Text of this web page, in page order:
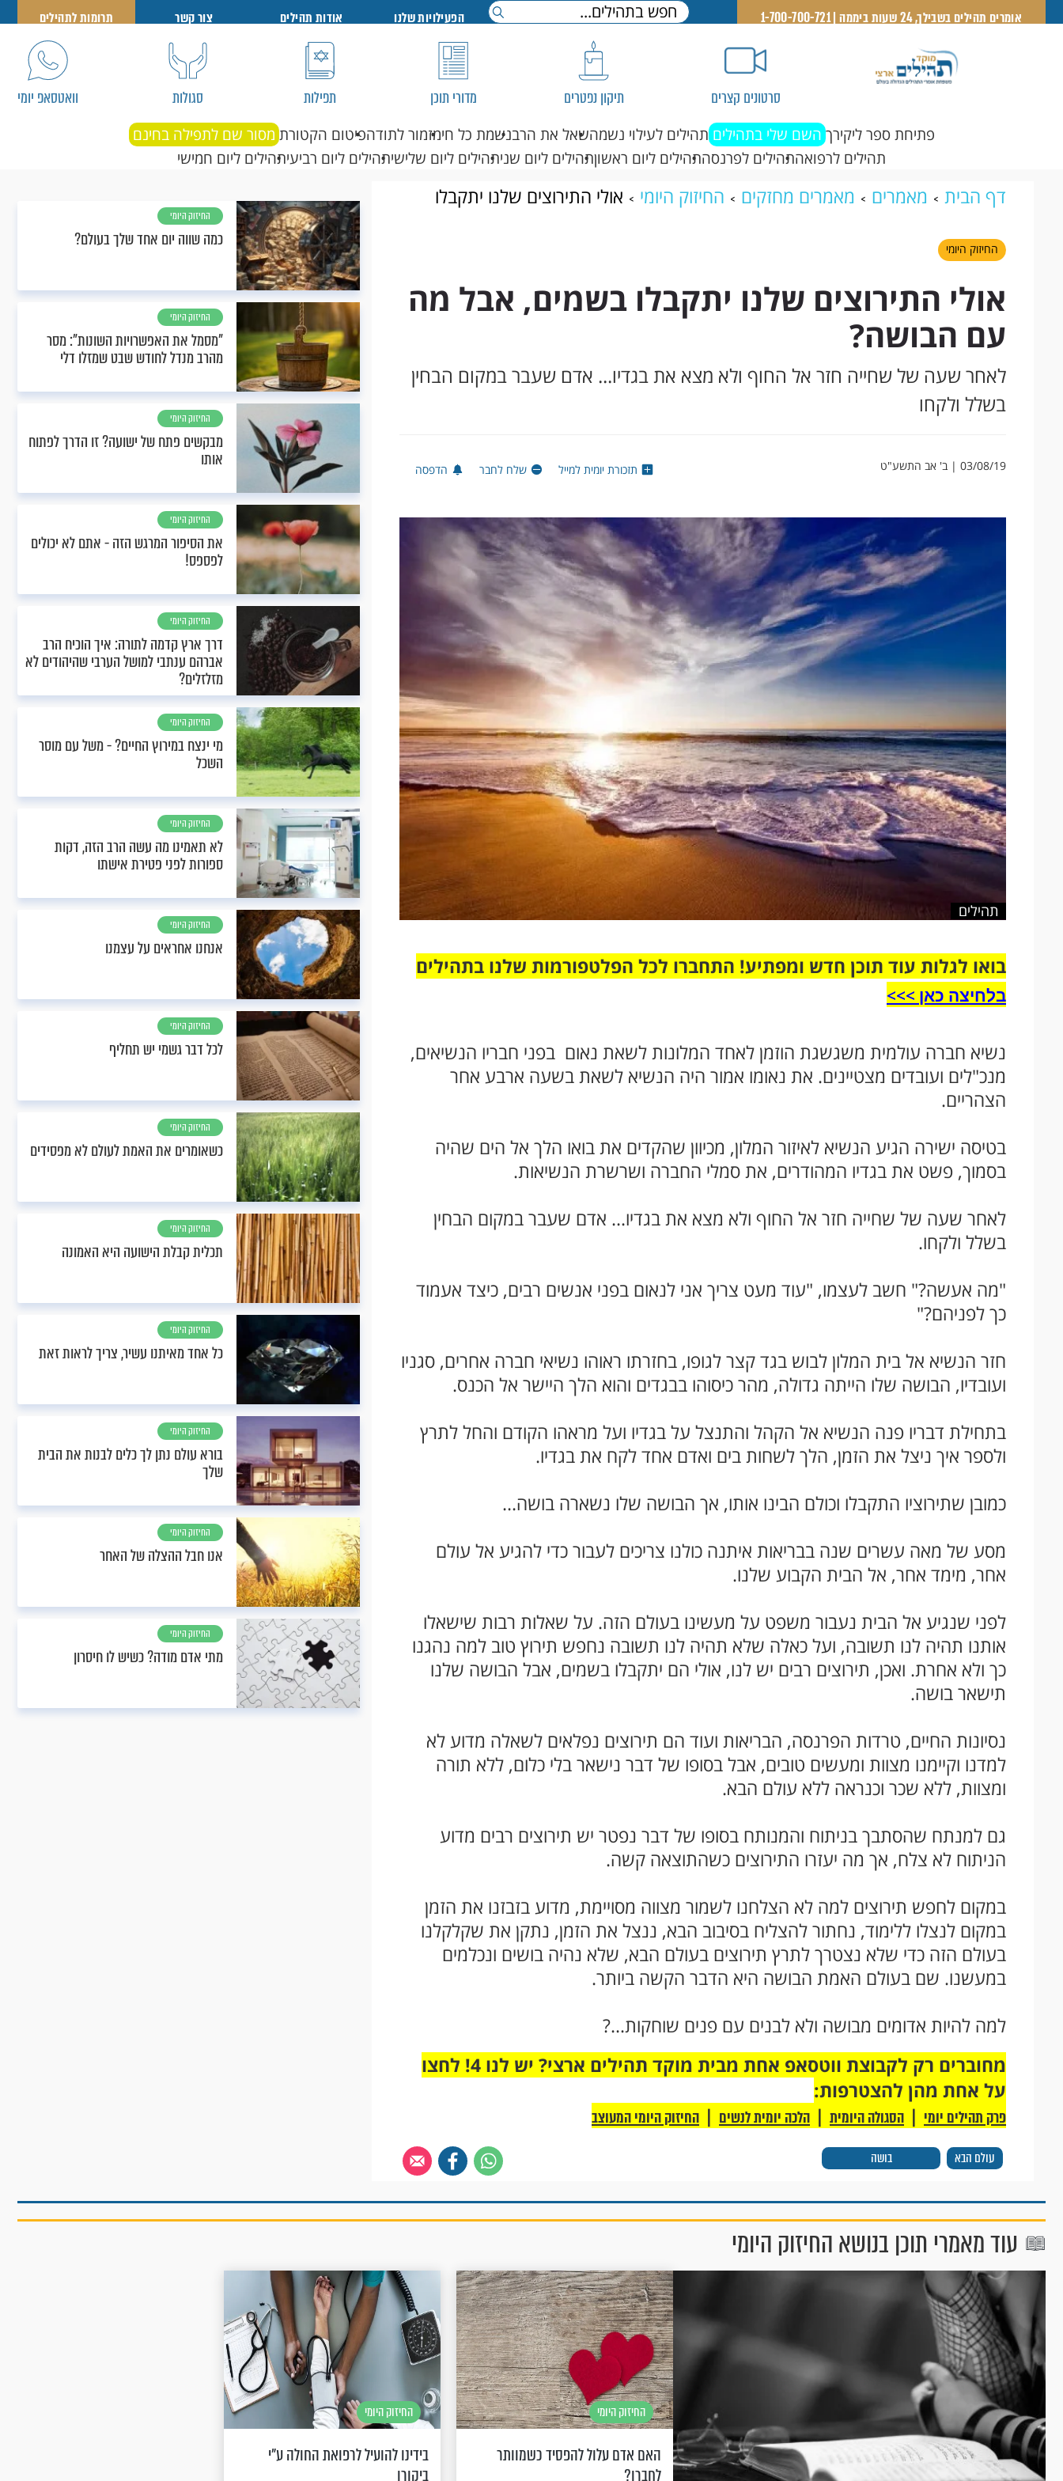
אומרים תהילים בשבילך, 24 שעות ביממה | 1-700-700-721 הפעילויות שלנו אודות תהילים צור קשר תרומות לתהילים
סרטונים קצרים תיקון נפטרים מדורי תוכן תפילות סגולות וואטסאפ יומי
פתיחת ספר ליקירך השם שלי בתהילים תהילים לעילוי נשמהשאל את הרבנשמת כל חימזמור לתודהפיטום הקטורת מסור שם לתפילה בחינם
תהילים לרפואהתהילים לפרנסהתהילים ליום ראשוןתהילים ליום שניתהילים ליום שלישיתהילים ליום רביעיתהילים ליום חמישי
דף הבית מאמרים מאמרים מחזקים החיזוק היומי
אולי התירוצים שלנו יתקבלו
בשמים, אבל מה עם הבושה?
החיזוק היומי
אולי התירוצים שלנו יתקבלו בשמים, אבל מה
עם הבושה?
לאחר שעה של שחייה חזר אל החוף ולא מצא את בגדיו... אדם שעבר במקום הבחין
בשלל ולקחו
03/08/19 | ב' אב התשע"ט תזכורת יומית למייל שלח לחבר הדפסה
תהילים
בואו לגלות עוד תוכן חדש ומפתיע! התחברו לכל הפלטפורמות שלנו בתהילים
בלחיצה כאן >>>​
נשיא חברה עולמית משגשגת הוזמן לאחד המלונות לשאת נאום בפני חבריו הנשיאים,
מנכ"לים ועובדים מצטיינים. את נאומו אמור היה הנשיא לשאת בשעה ארבע אחר
הצהריים.
בטיסה ישירה הגיע הנשיא לאיזור המלון, מכיוון שהקדים את בואו הלך אל הים שהיה
בסמוך, פשט את בגדיו המהודרים, את סמלי החברה ושרשרת הנשיאות.
לאחר שעה של שחייה חזר אל החוף ולא מצא את בגדיו... אדם שעבר במקום הבחין
בשלל ולקחו.
"מה אעשה?" חשב לעצמו, "עוד מעט צריך אני לנאום בפני אנשים רבים, כיצד אעמוד
כך לפניהם?"
חזר הנשיא אל בית המלון לבוש בגד קצר לגופו, בחזרתו ראוהו נשיאי חברה אחרים, סגניו
ועובדיו, הבושה שלו הייתה גדולה, מהר כיסוהו בבגדים והוא הלך היישר אל הכנס.
בתחילת דבריו פנה הנשיא אל הקהל והתנצל על בגדיו ועל מראהו הקודם והחל לתרץ
ולספר איך ניצל את הזמן, הלך לשחות בים ואדם אחד לקח את בגדיו.
כמובן שתירוציו התקבלו וכולם הבינו אותו, אך הבושה שלו נשארה בושה...
מסע של מאה עשרים שנה בבריאות איתנה כולנו צריכים לעבור כדי להגיע אל עולם
אחר, מימד אחר, אל הבית הקבוע שלנו.
לפני שנגיע אל הבית נעבור משפט על מעשינו בעולם הזה. על שאלות רבות שישאלו
אותנו תהיה לנו תשובה, ועל כאלה שלא תהיה לנו תשובה נחפש תירוץ טוב למה נהגנו
כך ולא אחרת. ואכן, תירוצים רבים יש לנו, אולי הם יתקבלו בשמים, אבל הבושה שלנו
תישאר בושה.
נסיונות החיים, טרדות הפרנסה, הבריאות ועוד הם תירוצים נפלאים לשאלה מדוע לא
למדנו וקיימנו מצוות ומעשים טובים, אבל בסופו של דבר נישאר בלי כלום, ללא תורה
ומצוות, ללא שכר וכנראה ללא עולם הבא.
גם למנתח שהסתבך בניתוח והמנותח בסופו של דבר נפטר יש תירוצים רבים מדוע
הניתוח לא צלח, אך מה יעזרו התירוצים כשהתוצאה קשה.
במקום לחפש תירוצים למה לא הצלחנו לשמור מצווה מסויימת, מדוע בזבזנו את הזמן
במקום לנצלו ללימוד, נחתור להצליח בסיבוב הבא, ננצל את הזמן, נתקן את שקלקלנו
בעולם הזה כדי שלא נצטרך לתרץ תירוצים בעולם הבא, שלא נהיה בושים ונכלמים
במעשנו. שם בעולם האמת הבושה היא הדבר הקשה ביותר.
למה להיות אדומים מבושה ולא לבנים עם פנים שוחקות...?
עולם הבא בושה
מחוברים רק לקבוצת ווטסאפ אחת מבית מוקד תהילים ארצי? יש לנו 4! לחצו
על אחת מהן להצטרפות:
פרק תהילים יומי | הסגולה היומית | הלכה יומית לנשים | החיזוק היומי המעוצב
החיזוק היומי
כמה שווה יום אחד שלך בעולם?
החיזוק היומי
"מסמל את האפשרויות השונות": מסר
מהרב מנדל לחודש שבט שמזלו דלי
החיזוק היומי
מבקשים פתח של ישועה? זו הדרך לפתוח
אותו
החיזוק היומי
את הסיפור המרגש הזה - אתם לא יכולים
לפספס!
החיזוק היומי
דרך ארץ קדמה לתורה: איך הוכיח הרב
אברהם ענתבי למושל הערבי שהיהודים לא
מזלזלים?
החיזוק היומי
מי ינצח במירוץ החיים? - משל עם מוסר
השכל
החיזוק היומי
לא תאמינו מה עשה הרב הזה, דקות
ספורות לפני פטירת אישתו
החיזוק היומי
אנחנו אחראים על עצמנו
החיזוק היומי
לכל דבר גשמי יש תחליף
החיזוק היומי
כשאומרים את האמת לעולם לא מפסידים
החיזוק היומי
תכלית קבלת הישועה היא האמונה
החיזוק היומי
כל אחד מאיתנו עשיר, צריך לראות זאת
החיזוק היומי
בורא עולם נתן לך כלים לבנות את הבית
שלך
החיזוק היומי
אנו חבל ההצלה של האחר
החיזוק היומי
מתי אדם מודה? כשיש לו חיסרון
עוד מאמרי תוכן בנושא החיזוק היומי
החיזוק היומי
האם אדם עלול להפסיד כשמוותר
לחברו?
החיזוק היומי
בידינו להועיל לרפואת החולה ע"י
ביקורו